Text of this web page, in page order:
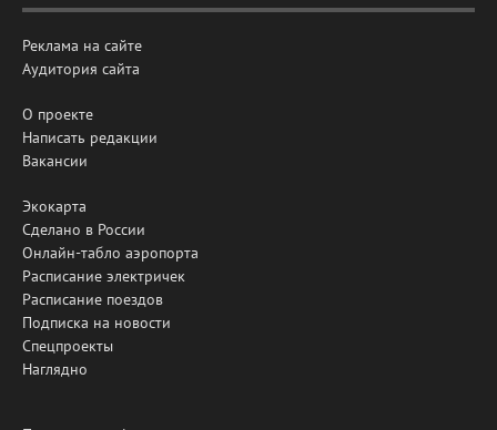
Реклама на сайте
Аудитория сайта
О проекте
Написать редакции
Вакансии
Экокарта
Сделано в России
Онлайн-табло аэропорта
Расписание электричек
Расписание поездов
Подписка на новости
Спецпроекты
Наглядно